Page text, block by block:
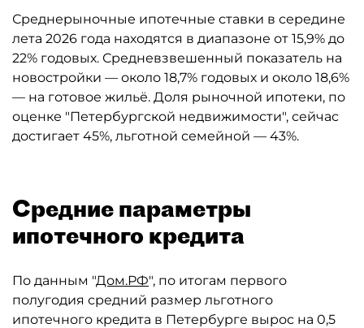
Среднерыночные ипотечные ставки в середине
лета 2026 года находятся в диапазоне от 15,9% до
22% годовых. Средневзвешенный показатель на
новостройки — около 18,7% годовых и около 18,6%
— на готовое жильё. Доля рыночной ипотеки, по
оценке "Петербургской недвижимости", сейчас
достигает 45%, льготной семейной — 43%.
Средние параметры
ипотечного кредита
По данным "Дом.РФ", по итогам первого
полугодия средний размер льготного
ипотечного кредита в Петербурге вырос на 0,5